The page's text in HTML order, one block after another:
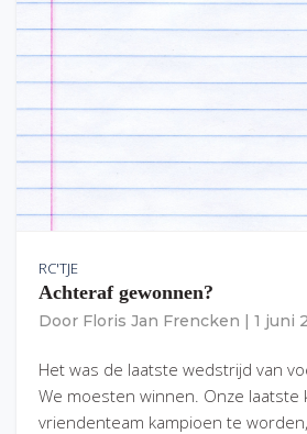
RC'TJE
Achteraf gewonnen?
Door Floris Jan Frencken 1 juni
Het was de laatste wedstrijd van
We moesten winnen. Onze laatste
vriendenteam kampioen te